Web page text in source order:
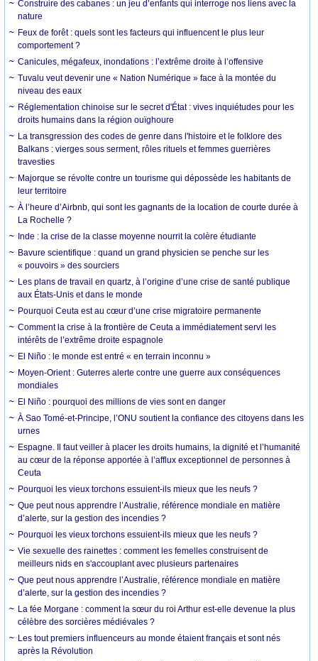
Construire des cabanes : un jeu d’enfants qui interroge nos liens avec la
nature
Feux de forêt : quels sont les facteurs qui influencent le plus leur
comportement ?
Canicules, mégafeux, inondations : l’extrême droite à l’offensive
Tuvalu veut devenir une « Nation Numérique » face à la montée du
niveau des eaux
Réglementation chinoise sur le secret d'État : vives inquiétudes pour les
droits humains dans la région ouïghoure
La transgression des codes de genre dans l'histoire et le folklore des
Balkans : vierges sous serment, rôles rituels et femmes guerrières
travesties
Majorque se révolte contre un tourisme qui dépossède les habitants de
leur territoire
À l’heure d’Airbnb, qui sont les gagnants de la location de courte durée à
La Rochelle ?
Inde : la crise de la classe moyenne nourrit la colère étudiante
Bavure scientifique : quand un grand physicien se penche sur les
« pouvoirs » des sourciers
Les plans de travail en quartz, à l’origine d’une crise de santé publique
aux États-Unis et dans le monde
Pourquoi Ceuta est au cœur d’une crise migratoire permanente
Comment la crise à la frontière de Ceuta a immédiatement servi les
intérêts de l’extrême droite espagnole
El Niño : le monde est entré « en terrain inconnu »
Moyen-Orient : Guterres alerte contre une guerre aux conséquences
mondiales
El Niño : pourquoi des millions de vies sont en danger
À Sao Tomé-et-Principe, l’ONU soutient la confiance des citoyens dans les
urnes
Espagne. Il faut veiller à placer les droits humains, la dignité et l’humanité
au cœur de la réponse apportée à l’afflux exceptionnel de personnes à
Ceuta
Pourquoi les vieux torchons essuient-ils mieux que les neufs ?
Que peut nous apprendre l’Australie, référence mondiale en matière
d’alerte, sur la gestion des incendies ?
Pourquoi les vieux torchons essuient-ils mieux que les neufs ?
Vie sexuelle des rainettes : comment les femelles construisent de
meilleurs nids en s'accouplant avec plusieurs partenaires
Que peut nous apprendre l’Australie, référence mondiale en matière
d’alerte, sur la gestion des incendies ?
La fée Morgane : comment la sœur du roi Arthur est-elle devenue la plus
célèbre des sorcières médiévales ?
Les tout premiers influenceurs au monde étaient français et sont nés
après la Révolution